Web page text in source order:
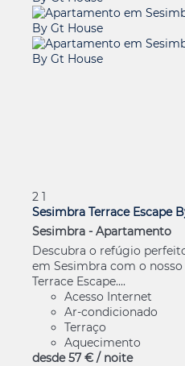
2 1
Sesimbra Terrace Escape
Sesimbra - Apartamento
Descubra o refúgio
em Sesimbra com o
Terrace Escape....
Acesso Internet
Ar-condicionado
Terraço
Aquecimento
desde 57 € / noite